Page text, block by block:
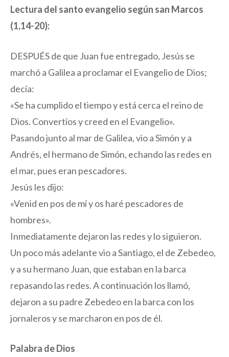
Lectura del santo evangelio según san Marcos
(1,14-20):
DESPUÉS de que Juan fue entregado, Jesús se
marchó a Galilea a proclamar el Evangelio de Dios;
decía:
«Se ha cumplido el tiempo y está cerca el reino de
Dios. Convertíos y creed en el Evangelio».
Pasando junto al mar de Galilea, vio a Simón y a
Andrés, el hermano de Simón, echando las redes en
el mar, pues eran pescadores.
Jesús les dijo:
«Venid en pos de mí y os haré pescadores de
hombres».
Inmediatamente dejaron las redes y lo siguieron.
Un poco más adelante vio a Santiago, el de Zebedeo,
y a su hermano Juan, que estaban en la barca
repasando las redes. A continuación los llamó,
dejaron a su padre Zebedeo en la barca con los
jornaleros y se marcharon en pos de él.
Palabra de Dios